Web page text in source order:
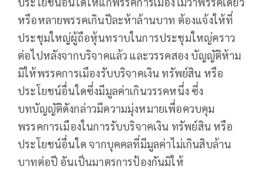
หรือหลายพรรคเกินปีละห้าล้านบาท ต้องแจ้งให้ที่
ประชุมใหญ่ผู้ถือหุ้นทราบในการประชุมใหญ่คราว
ต่อไปหลังจากบริจาคแล้ว และวรรคสอง บัญญัติห้าม
มิให้พรรคการเมืองรับบริจาคเงิน ทรัพย์สิน หรือ
ประโยชน์อื่นใดซึ่งมีมูลค่าเกินวรรคหนึ่ง ซึ่ง
บทบัญญัติดังกล่าวมีความมุ่งหมายเพื่อควบคุม
พรรคการเมืองในการรับบริจาคเงิน ทรัพย์สิน หรือ
ประโยชน์อื่นใด จากบุคคลที่มีมูลค่าไม่เกินสิบล้าน
บาทต่อปี อันเป็นมาตรการป้องกันมิให้